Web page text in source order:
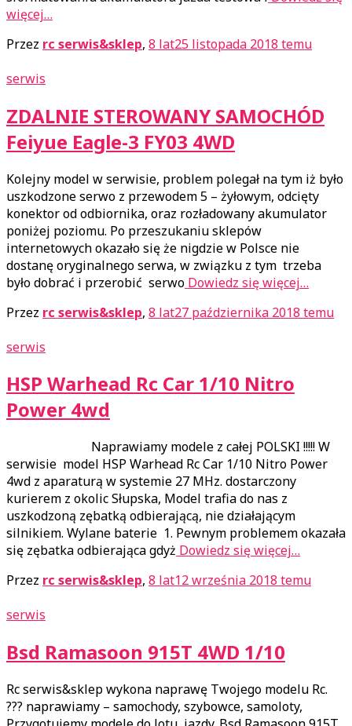
więcej…
Przez rc serwis&sklep, 8 lat25 listopada 2018 temu
serwis
ZDALNIE STEROWANY SAMOCHÓD
Feiyue Eagle-3 FY03 4WD
Kolejny model w serwisie, problem polegał na tym iż było
uszkodzone serwo z przewodem 5 – żyłowym, odcięty
konektor od odbiornika, oraz rozładowany akumulator
poniżej poziomu. Po przeszukaniu sklepów
internetowych okazało się że nigdzie w Polsce nie
dostanę oryginalnego serwa, w związku z tym trzeba
było dobrać i przerobić serwo Dowiedz się więcej…
Przez rc serwis&sklep, 8 lat27 października 2018 temu
serwis
HSP Warhead Rc Car 1/10 Nitro
Power 4wd
Naprawiamy modele z całej POLSKI !!!!! W
serwisie model HSP Warhead Rc Car 1/10 Nitro Power
4wd z aparaturą w systemie 27 MHz. dostarczony
kurierem z okolic Słupska, Model trafia do nas z
uszkodzoną zębatką odbierającą, nie działającym
silnikiem. Wylane baterie 1. Pewnym problemem okazała
się zębatka odbierająca gdyż Dowiedz się więcej…
Przez rc serwis&sklep, 8 lat12 września 2018 temu
serwis
Bsd Ramasoon 915T 4WD 1/10
Rc serwis&sklep wykona naprawę Twojego modelu Rc.
?️?️?️ naprawiamy – samochody, szybowce, samoloty,